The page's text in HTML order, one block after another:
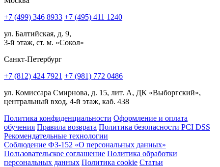
+7 (499) 346 8933 +7 (495) 411 1240
ул. Балтийская, д. 9,
3-й этаж, ст. м. «Сокол»
Санкт-Петербург
+7 (812) 424 7921 +7 (981) 772 0486
ул. Комиссара Смирнова, д. 15, лит. А, ДК «Выборгский»,
центральный вход, 4-й этаж, каб. 438
Политика конфиденциальности Оформление и оплата
обучения Правила возврата Политика безопасности PCI DSS
Рекомендательные технологии
Соблюдение ФЗ-152 «О персональ­ных данных»
Пользовательское соглашение Политика обработки
персональных данных Политика cookie Статьи